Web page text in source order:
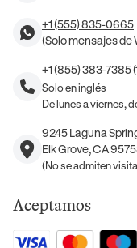
+1 (555) 835-0665
(Solo mensajes de
+1 (855) 383-7385
Solo en inglés
De lunes a viernes,
9245 Laguna
Elk Grove, CA
(No se admiten
Aceptamos